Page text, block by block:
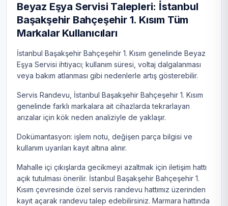
Beyaz Eşya Servisi Talepleri: İstanbul
Başakşehir Bahçeşehir 1. Kısım Tüm
Markalar Kullanıcıları
İstanbul Başakşehir Bahçeşehir 1. Kısım genelinde Beyaz
Eşya Servisi ihtiyacı; kullanım süresi, voltaj dalgalanması
veya bakım atlanması gibi nedenlerle artış gösterebilir.
Servis Randevu, İstanbul Başakşehir Bahçeşehir 1. Kısım
genelinde farklı markalara ait cihazlarda tekrarlayan
arızalar için kök neden analiziyle de yaklaşır.
Dokümantasyon: işlem notu, değişen parça bilgisi ve
kullanım uyarıları kayıt altına alınır.
Mahalle içi çıkışlarda gecikmeyi azaltmak için iletişim hattı
açık tutulması önerilir. İstanbul Başakşehir Bahçeşehir 1.
Kısım çevresinde özel servis randevu hattımız üzerinden
kayıt açarak randevu talep edebilirsiniz. Marmara hattında